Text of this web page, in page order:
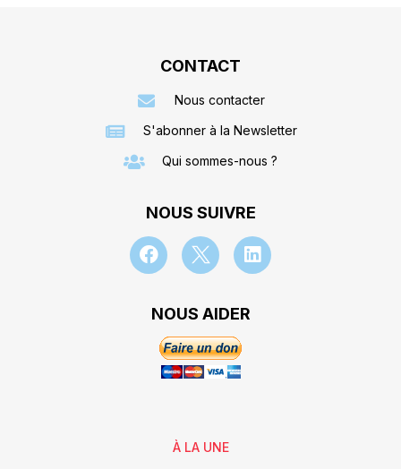
CONTACT
Nous contacter
S'abonner à la Newsletter
Qui sommes-nous ?
NOUS SUIVRE
NOUS AIDER
À LA UNE